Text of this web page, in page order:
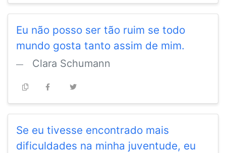
Eu não posso ser tão ruim se todo
mundo gosta tanto assim de mim.
Clara Schumann
Se eu tivesse encontrado mais
dificuldades na minha juventude, eu